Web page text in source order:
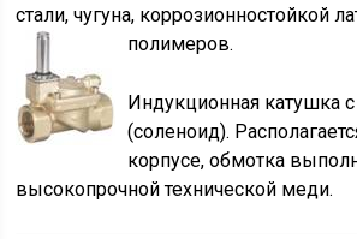
стали, чугуна, коррозионностойкой
полимеров.
Индукционная катушка
(соленоид).
корпусе, обмотка
высокопрочной технической меди.